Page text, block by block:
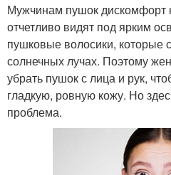
Мужчинам пушок
отчетливо видят под ярким
пушковые волосики, которые
солнечных лучах. Поэтому
убрать пушок с лица и рук,
гладкую, ровную кожу. Но
проблема.